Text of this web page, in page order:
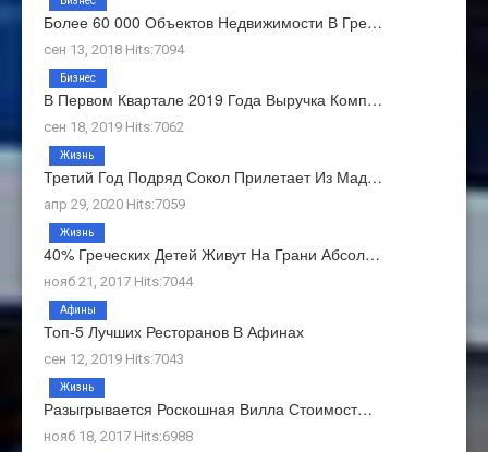
Более 60 000 Объектов Недвижимости В Гре…
сен 13, 2018 Hits:7094
В Первом Квартале 2019 Года Выручка Комп…
сен 18, 2019 Hits:7062
Бизнес
Третий Год Подряд Сокол Прилетает Из Мад…
апр 29, 2020 Hits:7059
Жизнь
40% Греческих Детей Живут На Грани Абсол…
нояб 21, 2017 Hits:7044
Жизнь
Топ-5 Лучших Ресторанов В Афинах
сен 12, 2019 Hits:7043
Афины
Разыгрывается Роскошная Вилла Стоимост…
нояб 18, 2017 Hits:6988
Жизнь